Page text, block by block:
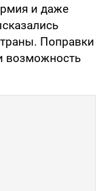
и даже
Поправки
возможность